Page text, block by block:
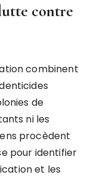
contre
combinent
de
ni les
procèdent
pour identifier
et les